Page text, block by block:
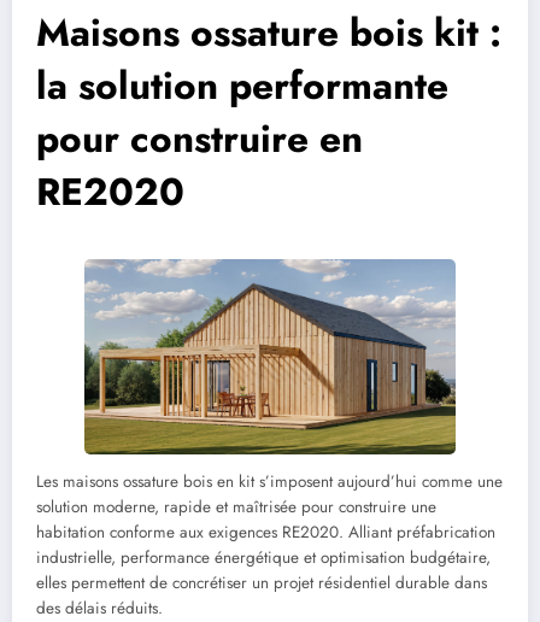
Maisons ossature bois kit :
la solution performante
pour construire en
RE2020
Les maisons ossature bois en kit s’imposent aujourd’hui comme une
solution moderne, rapide et maîtrisée pour construire une
habitation conforme aux exigences RE2020. Alliant préfabrication
industrielle, performance énergétique et optimisation budgétaire,
elles permettent de concrétiser un projet résidentiel durable dans
des délais réduits.